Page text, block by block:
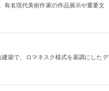
有名現代美術作家の作品展示や重要文
築で、ロマネスク様式を基調にしたデ